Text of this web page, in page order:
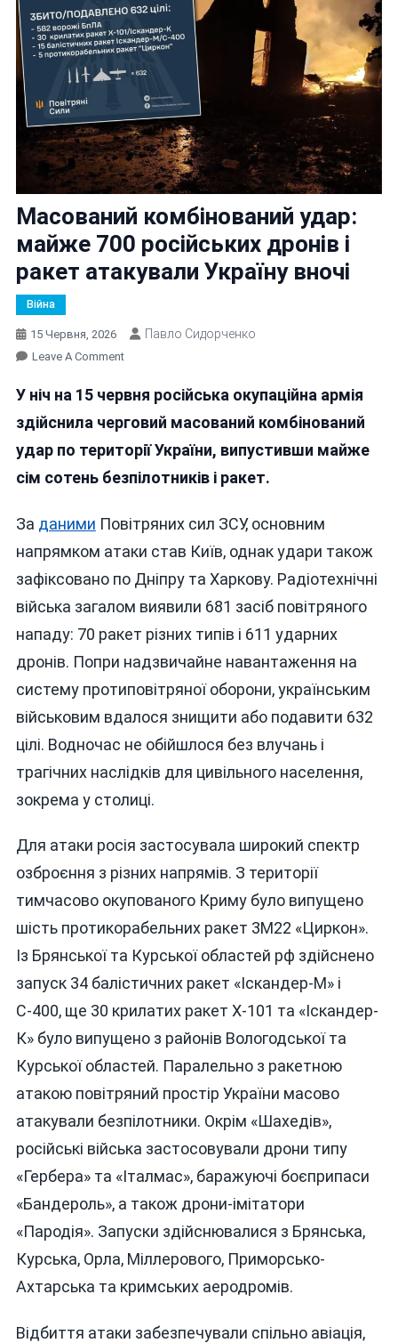
Масований комбінований удар:
майже 700 російських дронів і
ракет атакували Україну вночі
Війна
15 Червня, 2026 Павло Сидорченко
Leave A CommentOn
Комбінований
Удар:
700
Російських
І
Атакували
Україну
Вночі
У ніч на 15 червня російська окупаційна армія
здійснила черговий масований комбінований
удар по території України, випустивши майже
сім сотень безпілотників і ракет.
За даними Повітряних сил ЗСУ, основним
напрямком атаки став Київ, однак удари також
зафіксовано по Дніпру та Харкову. Радіотехнічні
війська загалом виявили 681 засіб повітряного
нападу: 70 ракет різних типів і 611 ударних
дронів. Попри надзвичайне навантаження на
систему протиповітряної оборони, українським
військовим вдалося знищити або подавити 632
цілі. Водночас не обійшлося без влучань і
трагічних наслідків для цивільного населення,
зокрема у столиці.
Для атаки росія застосувала широкий спектр
озброєння з різних напрямів. З території
тимчасово окупованого Криму було випущено
шість протикорабельних ракет 3М22 «Циркон».
Із Брянської та Курської областей рф здійснено
запуск 34 балістичних ракет «Іскандер-М» і
С-400, ще 30 крилатих ракет Х-101 та «Іскандер-
К» було випущено з районів Вологодської та
Курської областей. Паралельно з ракетною
атакою повітряний простір України масово
атакували безпілотники. Окрім «Шахедів»,
російські війська застосовували дрони типу
«Гербера» та «Італмас», баражуючі боєприпаси
«Бандероль», а також дрони-імітатори
«Пародія». Запуски здійснювалися з Брянська,
Курська, Орла, Міллерового, Приморсько-
Ахтарська та кримських аеродромів.
Відбиття атаки забезпечували спільно авіація,